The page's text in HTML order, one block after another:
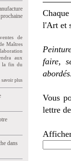
de
Maîtres
aux
la fin du
savoir plus
dans
l'Art et
faire,
Vous
lettre